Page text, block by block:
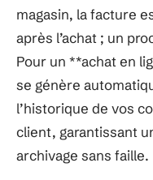
magasin, la facture
après l’achat ; un
Pour un **achat en
se génère
l’historique de vos
client, garantissant
archivage sans faille.